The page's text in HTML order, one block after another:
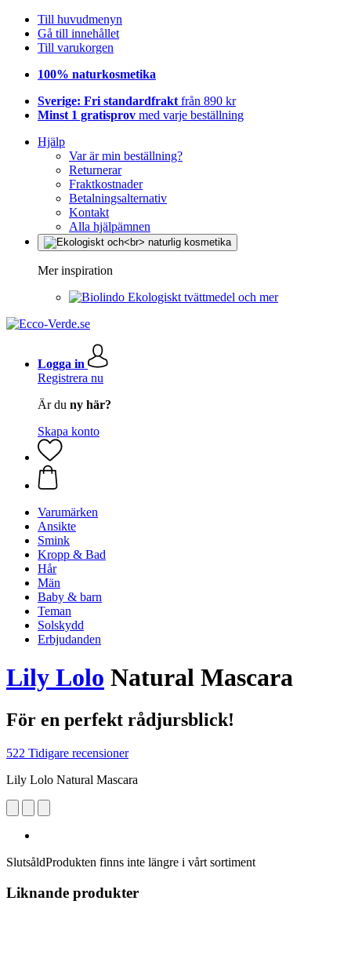
Till huvudmenyn
Gå till innehållet
Till varukorgen
100% naturkosmetika
Sverige: Fri standardfrakt från 890 kr
Minst 1 gratisprov med varje beställning
Hjälp
Var är min beställning?
Returnerar
Fraktkostnader
Betalningsalternativ
Kontakt
Alla hjälpämnen
Mer inspiration
Ekologiskt tvättmedel och mer
Logga in
Registrera nu
Är du ny här?
Skapa konto
Varumärken
Ansikte
Smink
Kropp & Bad
Hår
Män
Baby & barn
Teman
Solskydd
Erbjudanden
Lily Lolo Natural Mascara
För en perfekt rådjursblick!
522 Tidigare recensioner
Lily Lolo Natural Mascara
SlutsåldProdukten finns inte längre i vårt sortiment
Liknande produkter